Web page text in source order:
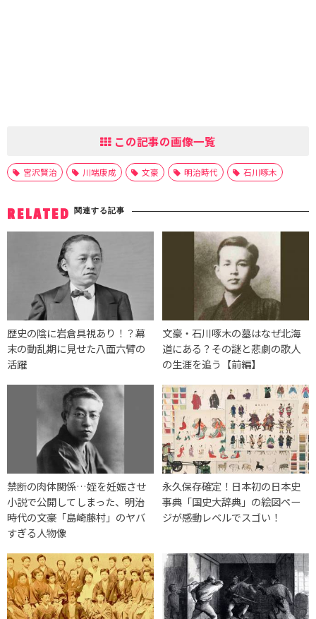
この記事の画像一覧
宮沢賢治 川端康成 文豪 明治時代 石川啄木
RELATED 関連する記事
歴史の陰に岩倉具視あり！？幕
末の動乱期に見せた八面六臂の
活躍
文豪・石川啄木の墓はなぜ北海
道にある？その謎と悲劇の歌人
の生涯を追う【前編】
禁断の肉体関係…姪を妊娠させ
小説で公開してしまった、明治
時代の文豪「島崎藤村」のヤバ
すぎる人物像
永久保存確定！日本初の日本史
事典「国史大辞典」の絵図ペー
ジが感動レベルでスゴい！